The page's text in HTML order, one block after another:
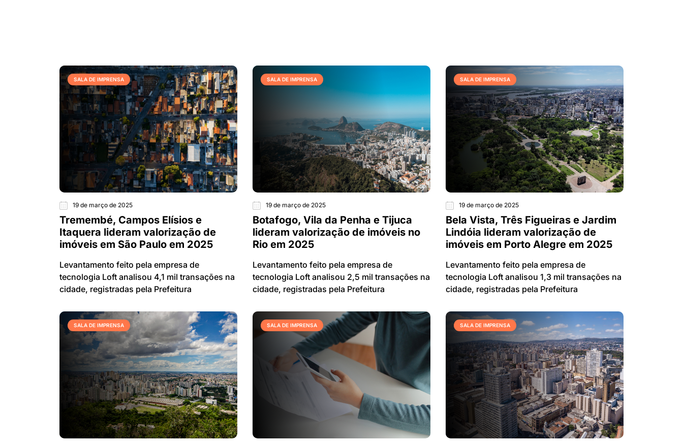
SALA DE IMPRENSA
19 de março de 2025
Tremembé, Campos Elísios e
Itaquera lideram valorização de
imóveis em São Paulo em 2025
Levantamento feito pela empresa de
tecnologia Loft analisou 4,1 mil transações na
cidade, registradas pela Prefeitura
SALA DE IMPRENSA
19 de março de 2025
Botafogo, Vila da Penha e Tijuca
lideram valorização de imóveis no
Rio em 2025
Levantamento feito pela empresa de
tecnologia Loft analisou 2,5 mil transações na
cidade, registradas pela Prefeitura
SALA DE IMPRENSA
19 de março de 2025
Bela Vista, Três Figueiras e Jardim
Lindóia lideram valorização de
imóveis em Porto Alegre em 2025
Levantamento feito pela empresa de
tecnologia Loft analisou 1,3 mil transações na
cidade, registradas pela Prefeitura
SALA DE IMPRENSA SALA DE IMPRENSA SALA DE IMPRENSA